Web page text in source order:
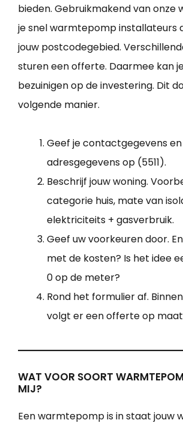
bieden. Gebruikmakend van onze
je snel warmtepomp installateurs
jouw postcodegebied.
sturen een offerte. Daarmee kan
bezuinigen op de investering. Dit
volgende manier.
Geef je contactgegevens en
adresgegevens op (5511).
Beschrijf jouw woning.
categorie huis, mate van
elektriciteits + gasverbruik.
Geef uw voorkeuren door.
met de kosten? Is het idee
0 op de meter?
Rond het formulier af.
volgt er een offerte op
WAT VOOR SOORT
MIJ?
Een warmtepomp is in staat jouw